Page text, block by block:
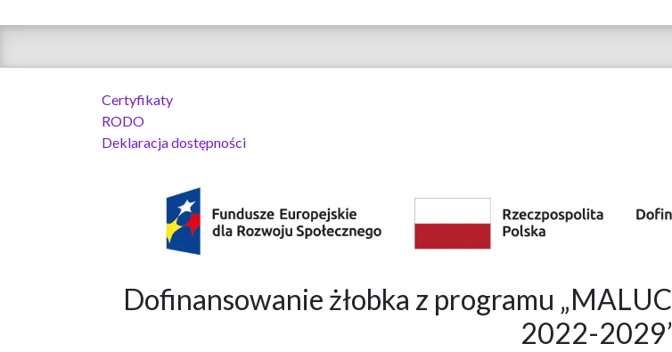
Certyfikaty
RODO
Deklaracja dostępności
Dofinansowanie żłobka z programu
2022-